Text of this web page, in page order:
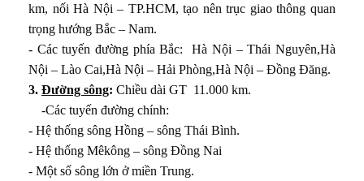
km, nối Hà Nội – TP.HCM, tạo nên trục giao thông quan
trọng hướng Bắc – Nam.
- Các tuyến đường phía Bắc: Hà Nội – Thái Nguyên,Hà
Nội – Lào Cai,Hà Nội – Hải Phòng,Hà Nội – Đồng Đăng.
3. Đường sông: Chiều dài GT 11.000 km.
-Các tuyến đường chính:
- Hệ thống sông Hồng – sông Thái Bình.
- Hệ thống Mêkông – sông Đồng Nai
- Một số sông lớn ở miền Trung.
công nghiệp trọng điểm
nghiệp
vận tải và thông tin liên lạc
du lịch
du và miền núi Bắc Bộ